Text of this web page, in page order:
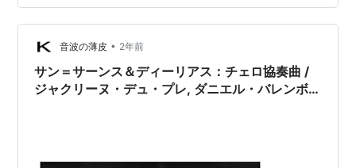
準の面でも向上も著しく、ファンにとっては嬉しい限り
です。さて、沼尻竜典さん指揮する今回のプログラム
は； バルトーク 舞踊組曲 BB 86a サン=サーンス ヴァイ
オリン協奏曲第3番 ロ短調 Op…
音波の薄皮 • 2年前
サン＝サーンス＆ディーリアス：チェロ協奏曲 /
ジャクリーヌ・デュ・プレ, ダニエル・バレンボイ